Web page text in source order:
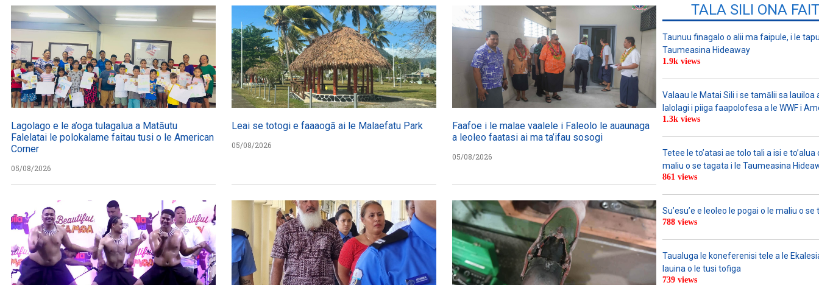
Lagolago e le a’oga tulagalua a Matāutu
Falelatai le polokalame faitau tusi o le American
Corner
05/08/2026
Leai se totogi e faaaogā ai le Malaefatu Park
05/08/2026
Faafoe i le malae vaalele i Faleolo le auaunaga
a leoleo faatasi ai ma ta’ifau sosogi
05/08/2026
TALA SILI ONA
Taunuu finagalo o alii ma faipule, i le
Taumeasina Hideaway
1.9k views
Valaau le Matai Sili i se tamālii sa lauiloa
lalolagi i piiga faapolofesa a le WWF i
1.3k views
Tetee le to’atasi ae tolo tali a isi e to’alua
maliu o se tagata i le Taumeasina
861 views
Su’esu’e e leoleo le pogai o le maliu o se
788 views
Taualuga le koneferenisi tele a le
lauina o le tusi tofiga
739 views